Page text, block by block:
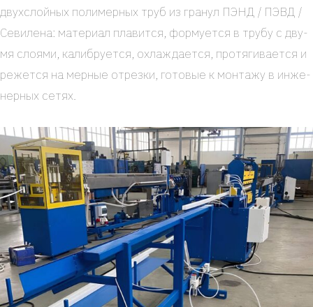
двух­слой­ных поли­мер­ных труб из гра­нул ПЭНД / ПЭВД /
Севи­ле­на: мате­ри­ал пла­вит­ся, фор­му­ет­ся в тру­бу с дву­
мя сло­я­ми, калиб­ру­ет­ся, охла­жда­ет­ся, про­тя­ги­ва­ет­ся и
режет­ся на мер­ные отрез­ки, гото­вые к мон­та­жу в инже­
нер­ных сетях.